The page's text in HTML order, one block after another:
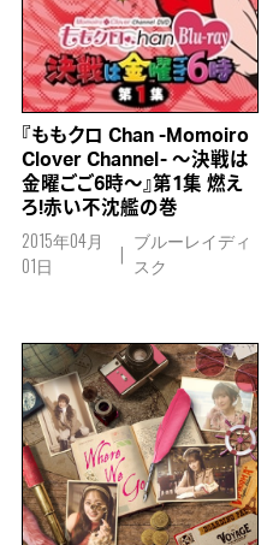
『ももクロ Chan -Momoiro
Clover Channel- ～決戦は
金曜ごご6時～』第1集 燃え
ろ!赤い不沈艦の巻
2015年04月
01日
ブルーレイディ
スク